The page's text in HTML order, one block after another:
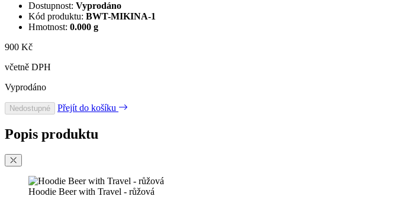
Dostupnost: Vyprodáno
Kód produktu: BWT-MIKINA-1
Hmotnost: 0.000 g
900 Kč
včetně DPH
Vyprodáno
Nedostupné Přejít do košíku
Popis produktu
Hoodie Beer with Travel - růžová